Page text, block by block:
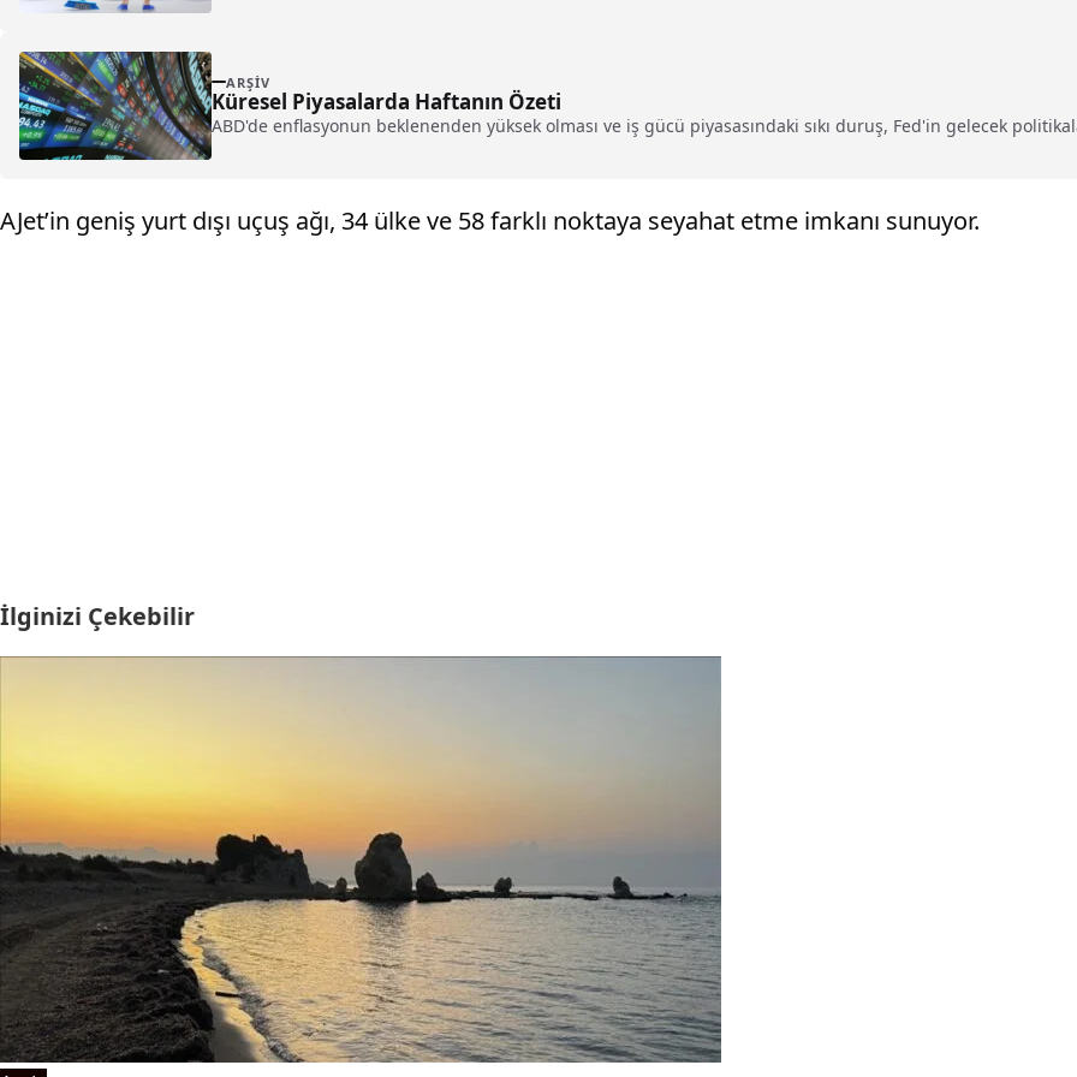
ARŞIV
Küresel Piyasalarda Haftanın Özeti
ABD'de enflasyonun beklenenden yüksek olması ve iş gücü piyasasındaki sıkı duruş, Fed'in gelecek
AJet’in geniş yurt dışı uçuş ağı, 34 ülke ve 58 farklı noktaya seyahat etme imkanı sunuyor.
İlginizi Çekebilir